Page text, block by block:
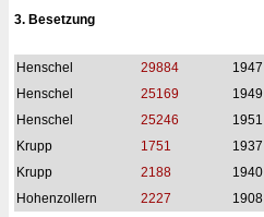
3. Besetzung
Henschel 29884 1947
Henschel
25169 1949
Henschel
25246 1951
Krupp
1751 1937
Krupp
2188 1940
Hohenzollern
2227 1908